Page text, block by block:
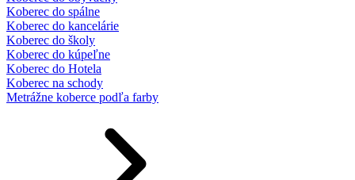
Koberec do spálne
Koberec do kancelárie
Koberec do školy
Koberec do kúpeľne
Koberec do Hotela
Koberec na schody
Metrážne koberce podľa farby